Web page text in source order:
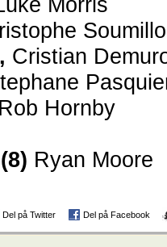
Cristian
Rob Hornby
(8) Ryan Moore
Del på Twitter Del på Facebook